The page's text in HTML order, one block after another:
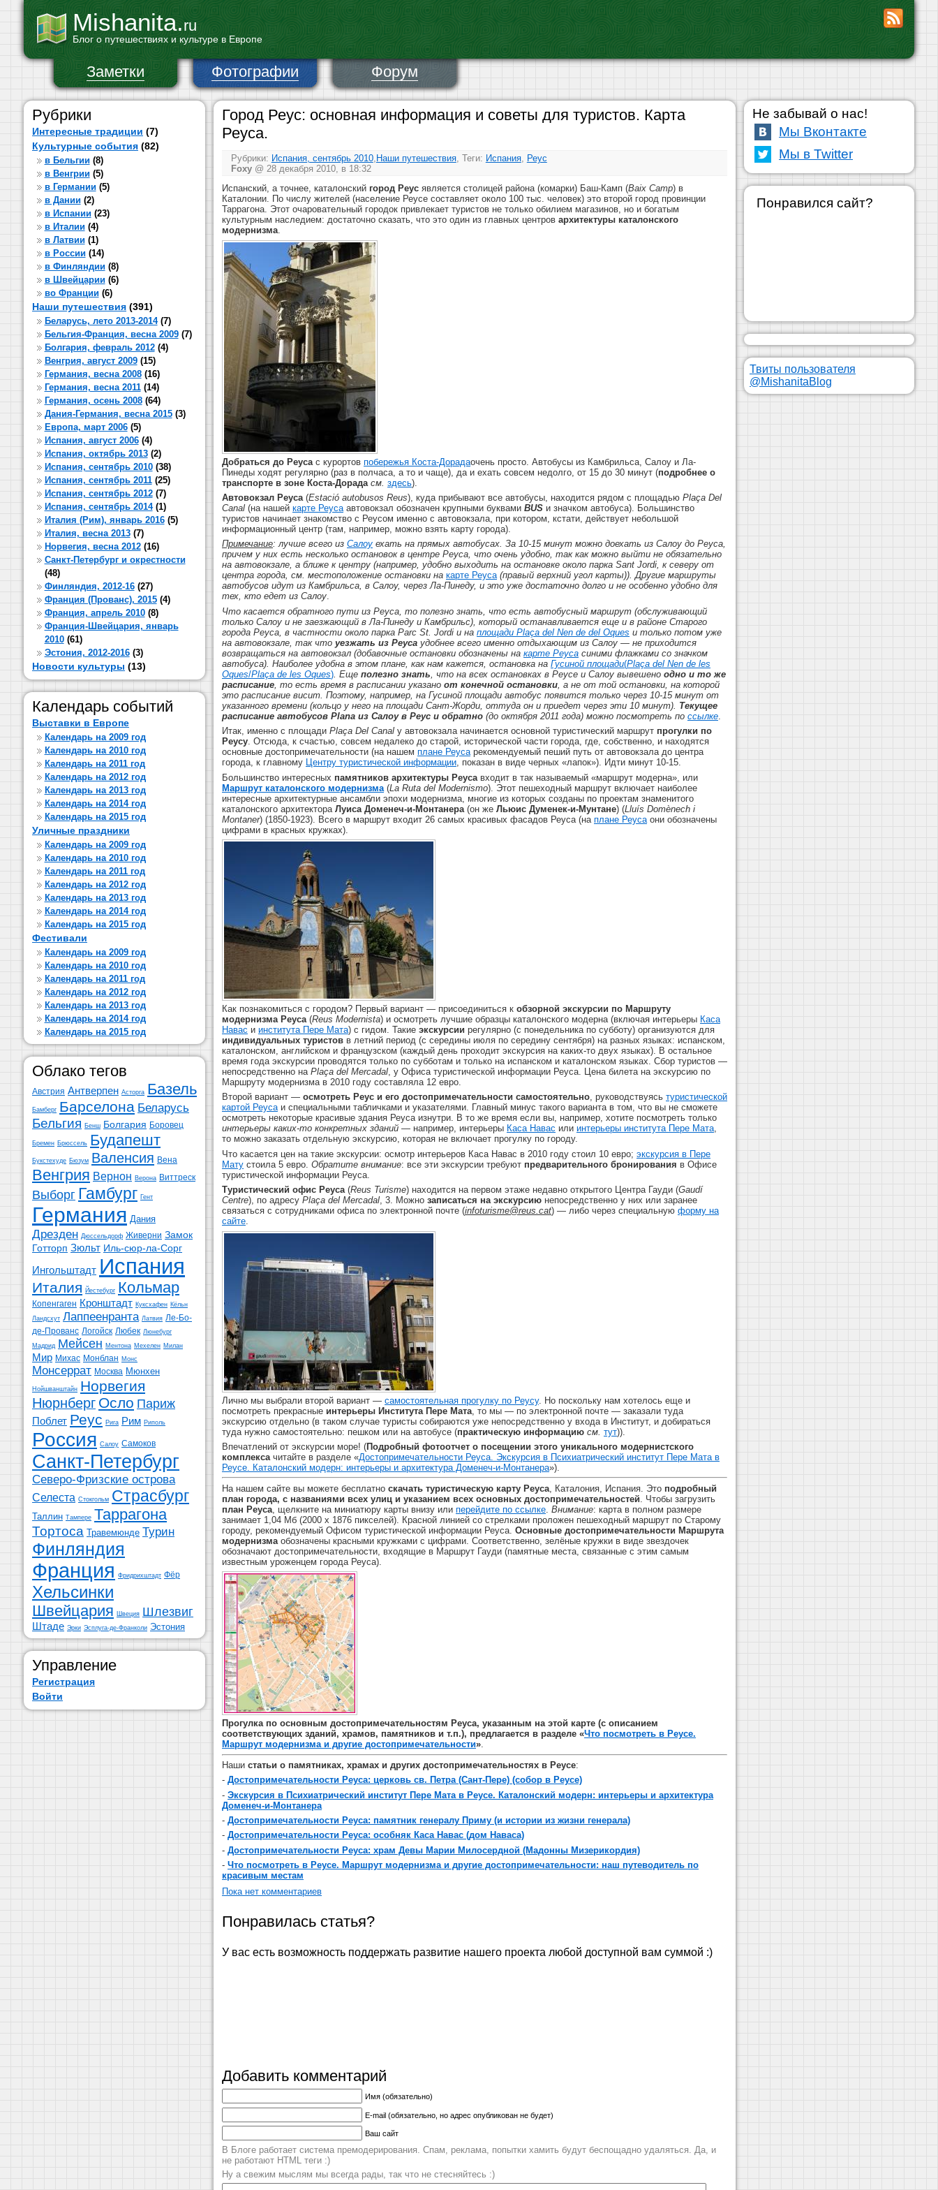
Mishanita.ru
Блог о путешествиях и культуре в Европе
Заметки Фотографии Форум
Рубрики
Интересные традиции (7)
Культурные события (82)
в Бельгии(8)
в Венгрии(5)
в Германии(5)
в Дании(2)
в Испании(23)
в Италии(4)
в Латвии(1)
в России(14)
в Финляндии(8)
в Швейцарии(6)
во Франции(6)
Наши путешествия (391)
Беларусь, лето 2013-2014(7)
Бельгия-Франция, весна 2009(7)
Болгария, февраль 2012(4)
Венгрия, август 2009(15)
Германия, весна 2008(16)
Германия, весна 2011(14)
Германия, осень 2008(64)
Дания-Германия, весна 2015(3)
Европа, март 2006(5)
Испания, август 2006(4)
Испания, октябрь 2013(2)
Испания, сентябрь 2010(38)
Испания, сентябрь 2011(25)
Испания, сентябрь 2012(7)
Испания, сентябрь 2014(1)
Италия (Рим), январь 2016(5)
Италия, весна 2013(7)
Норвегия, весна 2012(16)
Санкт-Петербург и окрестности
(48)
Финляндия, 2012-16(27)
Франция (Прованс), 2015(4)
Франция, апрель 2010(8)
Франция-Швейцария, январь
2010(61)
Эстония, 2012-2016(3)
Новости культуры (13)
Календарь событий
Выставки в Европе
Календарь на 2009 год
Календарь на 2010 год
Календарь на 2011 год
Календарь на 2012 год
Календарь на 2013 год
Календарь на 2014 год
Календарь на 2015 год
Уличные праздники
Календарь на 2009 год
Календарь на 2010 год
Календарь на 2011 год
Календарь на 2012 год
Календарь на 2013 год
Календарь на 2014 год
Календарь на 2015 год
Фестивали
Календарь на 2009 год
Календарь на 2010 год
Календарь на 2011 год
Календарь на 2012 год
Календарь на 2013 год
Календарь на 2014 год
Календарь на 2015 год
Облако тегов
Австрия Антверпен Асторга Базель
Бамберг Барселона Беларусь
Бельгия Бенш Болгария Боровец
Бремен Брюссель Будапешт
Букстехуде Бюзум Валенсия Вена
Венгрия Вернон Верона Виттреск
Выборг Гамбург Гент
Германия Дания
Дрезден Дюссельдорф Живерни Замок
Готторп Зюльт Иль-сюр-ла-Сорг
Ингольштадт Испания
Италия Йестебург Кольмар
Копенгаген Кронштадт Куксхафен Кёльн
Ландсхут Лаппеенранта Латвия Ле-Бо-
де-Прованс Логойск Любек Люнебург
Мадрид Мейсен Ментона Мехелен Милан
Мир Михас Монблан Монс
Монсеррат Москва Мюнхен
Нойшванштайн Норвегия
Нюрнберг Осло Париж
Поблет Реус Рига Рим Риполь
Россия Салоу Самоков
Санкт-Петербург
Северо-Фризские острова
Селеста Стокгольм Страсбург
Таллин Тампере Таррагона
Тортоса Травемюнде Турин
Финляндия
Франция Фридрихштадт Фёр
Хельсинки
Швейцария Швеция Шлезвиг
Штаде Эрки Эсплуга-де-Франколи Эстония
Управление
Регистрация
Войти
Город Реус: основная информация и советы для туристов. Карта
Реуса.
Рубрики: Испания, сентябрь 2010, Наши путешествия, Теги: Испания, Реус
Foxy@ 28 декабря 2010, в 18:32
Испанский, а точнее, каталонский город Реус является столицей района (комарки) Баш-Камп (Baix Camp) в
Каталонии. По числу жителей (население Реусе составляет около 100 тыс. человек) это второй город провинции
Таррагона. Этот очаровательный городок привлекает туристов не только обилием магазинов, но и богатым
культурным наследием: достаточно сказать, что это один из главных центров архитектуры каталонского
модернизма.
Добраться до Реуса с курортов побережья Коста-Дорадаочень просто. Автобусы из Камбрильса, Салоу и Ла-
Пинеды ходят регулярно (раз в полчаса, а то и чаще), да и ехать совсем недолго, от 15 до 30 минут (подробнее о
транспорте в зоне Коста-Дорада см. здесь).
Автовокзал Реуса(Estació autobusos Reus), куда прибывают все автобусы, находится рядом с площадью Plaça Del
Canal (на нашей карте Реусаавтовокзал обозначен крупными буквами BUS и значком автобуса). Большинство
туристов начинает знакомство с Реусом именно с автовокзала, при котором, кстати, действует небольшой
информационный центр (там, например, можно взять карту города).
Примечание: лучше всего из Салоу ехать на прямых автобусах. За 10-15 минут можно доехать из Салоу до Реуса,
причем у них есть несколько остановок в центре Реуса, что очень удобно, так как можно выйти не обязательно
на автовокзале, а ближе к центру (например, удобно выходить на остановке около парка Sant Jordi, к северу от
центра города, см. местоположение остановки на карте Реуса(правый верхний угол карты)). Другие маршруты
автобусов идут из Камбрильса, в Салоу, через Ла-Пинеду, и это уже достаточно долго и не особенно удобно для
тех, кто едет из Салоу.
Что касается обратного пути из Реуса, то полезно знать, что есть автобусный маршрут (обслуживающий
только Салоу и не заезжающий в Ла-Пинеду и Камбрильс), который останавливается еще и в районе Старого
города Реуса, в частности около парка Parc St. Jordi и на площади Plaça del Nen de del Oques и только потом уже
на автовокзале, так что уезжать из Реуса удобнее всего именно отдыхающим из Салоу — не приходится
возвращаться на автовокзал (добавочные остановки обозначены на карте Реуса синими флажками со значком
автобуса). Наиболее удобна в этом плане, как нам кажется, остановка на Гусиной площади(Plaça del Nen de les
Oques/Plaça de les Oques) . Еще полезно знать , что на всех остановках в Реусе и Салоу вывешено одно и то же
расписание , то есть время в расписании указано от конечной остановки , а не от той остановки, на которой
это расписание висит. Поэтому, например, на Гусиной площади автобус появится только через 10-15 минут от
указанного времени (кольцо у него на площади Сант-Жорди, оттуда он и приедет через эти 10 минут). Текущее
расписание автобусов Plana из Салоу в Реус и обратно (до октября 2011 года) можно посмотреть по ссылке
Итак, именно с площади Plaça Del Canal у автовокзала начинается основной туристический маршрут прогулки по
Реусу. Отсюда, к счастью, совсем недалеко до старой, исторической части города, где, собственно, и находятся
основные достопримечательности (на нашем плане Реусарекомендуемый пеший путь от автовокзала до центра
города, к главному Центру туристической информации, показан в виде черных «лапок»). Идти минут 10-15.
Большинство интересных памятников архитектуры Реуса входит в так называемый «маршрут модерна», или
Маршрут каталонского модернизма (La Ruta del Modernismo). Этот пешеходный маршрут включает наиболее
интересные архитектурные ансамбли эпохи модернизма, многие из которых созданы по проектам знаменитого
каталонского архитектора Луиса Доменеч-и-Монтанера (он же Льюис Думенек-и-Мунтане) (Lluís Domènech i
Montaner) (1850-1923). Всего в маршрут входит 26 самых красивых фасадов Реуса (на плане Реуса они обозначены
цифрами в красных кружках).
Как познакомиться с городом? Первый вариант — присоединиться к обзорной экскурсии по Маршруту
модернизма Реуса(Reus Modernista) и осмотреть лучшие образцы каталонского модерна (включая интерьеры Каса
Навас и института Пере Мата) с гидом. Такие экскурсии регулярно (с понедельника по субботу) организуются для
индивидуальных туристов в летний период (с середины июля по середину сентября) на разных языках: испанском,
каталонском, английском и французском (каждый день проходит экскурсия на каких-то двух языках). В остальное
время года экскурсии проводятся только по субботам и только на испанском и каталонском языках. Сбор туристов —
непосредственно на Plaça del Mercadal, у Офиса туристической информации Реуса. Цена билета на экскурсию по
Маршруту модернизма в 2010 году составляла 12 евро.
Второй вариант — осмотреть Реус и его достопримечательности самостоятельно, руководствуясь туристической
картой Реусаи специальными табличками и указателями. Главный минус такого варианта в том, что вы не сможете
осмотреть некоторые красивые здания Реуса изнутри. В то же время если вы, например, хотите посмотреть только
интерьеры каких-то конкретных зданий — например, интерьеры Каса Навас или интерьеры института Пере Мата,
то можно заказать отдельную экскурсию, которая не включает прогулку по городу.
Что касается цен на такие экскурсии: осмотр интерьеров Каса Навас в 2010 году стоил 10 евро; экскурсия в Пере
Мату стоила 5 евро. Обратите внимание: все эти экскурсии требуют предварительного бронирования в Офисе
туристической информации Реуса.
Туристический офис Реуса(Reus Turisme) находится на первом этаже недавно открытого Центра Гауди (Gaudí
Centre), по адресу Plaça del Mercadal, 3. Можно записаться на экскурсию непосредственно у них или заранее
связаться с сотрудниками офиса по электронной почте (infoturisme@reus.cat) — либо через специальную форму на
сайте.
Лично мы выбрали второй вариант — самостоятельная прогулку по Реусу. Но поскольку нам хотелось еще и
посмотреть прекрасные интерьеры Института Пере Мата , то мы — по электронной почте — заказали туда
экскурсию отдельно (в таком случае туристы собираются уже непосредственно у входа в Институт, и добираться
туда нужно самостоятельно: пешком или на автобусе (практическую информацию см. тут)).
Впечатлений от экскурсии море! (Подробный фотоотчет о посещении этого уникального модернистского
комплекса читайте в разделе «Достопримечательности Реуса. Экскурсия в Психиатрический институт Пере Мата в
Реусе. Каталонский модерн: интерьеры и архитектура Доменеч-и-Монтанера»).
На нашем сайте вы можете бесплатно скачать туристическую карту Реуса , Каталония, Испания. Это подробный
план города, с названиями всех улиц и указанием всех основных достопримечательностей . Чтобы загрузить
план Реуса , щелкните на миниатюру карты внизу или перейдите по ссылке Внимание: карта в полном размере
занимает 1,04 Мб (2000 x 1876 пикселей). Красной линией со стрелками проложен пешеходный маршрут по Старому
городу, рекомендуемый Офисом туристической информации Реуса. Основные достопримечательности Маршрута
модернизма обозначены красными кружками с цифрами. Соответственно, зелёные кружки в виде звездочек
обозначают достопримечательности, входящие в Маршрут Гауди (памятные места, связанные с этим самым
известным уроженцем города Реуса).
Прогулка по основным достопримечательностям Реуса, указанным на этой карте (с описанием
соответствующих зданий, храмов, памятников и т.п.), предлагается в разделе «Что посмотреть в Реусе.
Маршрут модернизма и другие достопримечательности».
Наши статьи о памятниках, храмах и других достопримечательностях в Реусе:
- Достопримечательности Реуса: церковь св. Петра (Сант-Пере) (собор в Реусе)
- Экскурсия в Психиатрический институт Пере Мата в Реусе. Каталонский модерн: интерьеры и архитектура
Доменеч-и-Монтанера
- Достопримечательности Реуса: памятник генералу Приму (и истории из жизни генерала)
- Достопримечательности Реуса: особняк Каса Навас (дом Наваса)
- Достопримечательности Реуса: храм Девы Марии Милосердной (Мадонны Мизерикордия)
- Что посмотреть в Реусе. Маршрут модернизма и другие достопримечательности: наш путеводитель по
красивым местам
Пока нет комментариев
Понравилась статья?
У вас есть возможность поддержать развитие нашего проекта любой доступной вам суммой :)
Добавить комментарий
Имя (обязательно)
E-mail (обязательно, но адрес опубликован не будет)
Ваш сайт
В Блоге работает система премодерирования. Спам, реклама, попытки хамить будут беспощадно удаляться. Да, и
не работают HTML теги :)
Ну а свежим мыслям мы всегда рады, так что не стесняйтесь :)
Не забывай о нас!
Мы Вконтакте
Мы в Twitter
Понравился сайт?
Твиты пользователя
@MishanitaBlog